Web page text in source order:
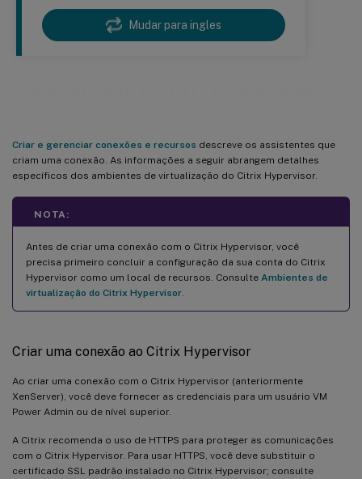
Mudar para ingles
Criar e gerenciar conexões e recursos descreve os assistentes que
criam uma conexão. As informações a seguir abrangem detalhes
específicos dos ambientes de virtualização do Citrix Hypervisor.
NOTA:
Antes de criar uma conexão com o Citrix Hypervisor, você
precisa primeiro concluir a configuração da sua conta do Citrix
Hypervisor como um local de recursos. Consulte Ambientes de
virtualização do Citrix Hypervisor
Criar uma conexão ao Citrix Hypervisor
Ao criar uma conexão com o Citrix Hypervisor (anteriormente
XenServer), você deve fornecer as credenciais para um usuário VM
Power Admin ou de nível superior.
A Citrix recomenda o uso de HTTPS para proteger as comunicações
com o Citrix Hypervisor. Para usar HTTPS, você deve substituir o
certificado SSL padrão instalado no Citrix Hypervisor; consulte